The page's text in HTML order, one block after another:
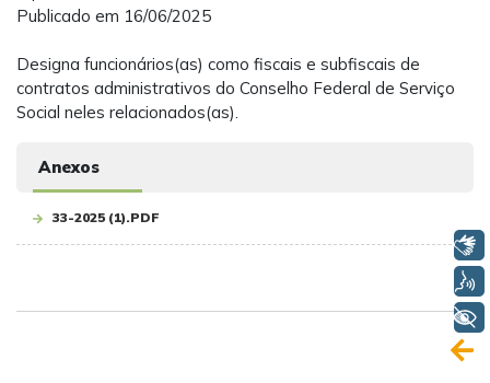
Publicado em 16/06/2025
Designa funcionários(as) como fiscais e subfiscais de
contratos administrativos do Conselho Federal de Serviço
Social neles relacionados(as).
Anexos
33-2025 (1).PDF
Libras
+ Acessibilidade